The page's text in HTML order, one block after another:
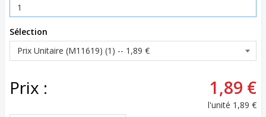
Sélection
Prix : 1,89 €
l'unité 1,89 €